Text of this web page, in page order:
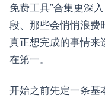
免费工具”合集更深
段、那些会悄悄浪费
真正想完成的事情来
在第一。
开始之前先定一条基